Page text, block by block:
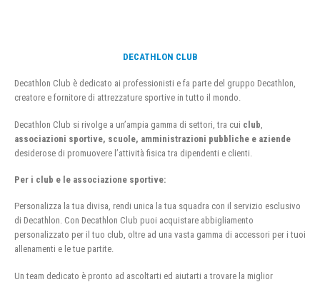
DECATHLON CLUB
Decathlon Club è dedicato ai professionisti e fa parte del gruppo Decathlon,
creatore e fornitore di attrezzature sportive in tutto il mondo.
Decathlon Club si rivolge a un’ampia gamma di settori, tra cui club
associazioni sportive, scuole, amministrazioni pubbliche e aziende
desiderose di promuovere l’attività fisica tra dipendenti e clienti.
Per i club e le associazione sportive:
Personalizza la tua divisa, rendi unica la tua squadra con il servizio esclusivo
di Decathlon. Con Decathlon Club puoi acquistare abbigliamento
personalizzato per il tuo club, oltre ad una vasta gamma di accessori per i tuoi
allenamenti e le tue partite.
Un team dedicato è pronto ad ascoltarti ed aiutarti a trovare la miglior